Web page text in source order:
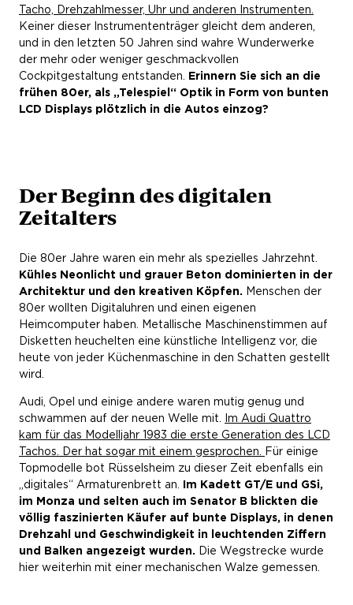
Tacho, Drehzahlmesser, Uhr und anderen Instrumenten.
Keiner dieser Instrumententräger gleicht dem anderen,
und in den letzten 50 Jahren sind wahre Wunderwerke
der mehr oder weniger geschmackvollen
Cockpitgestaltung entstanden. Erinnern Sie sich an die
frühen 80er, als „Telespiel“ Optik in Form von bunten
LCD Displays plötzlich in die Autos einzog?
Der Beginn des digitalen
Zeitalters
Die 80er Jahre waren ein mehr als spezielles Jahrzehnt.
Kühles Neonlicht und grauer Beton dominierten in der
Architektur und den kreativen Köpfen. Menschen der
80er wollten Digitaluhren und einen eigenen
Heimcomputer haben. Metallische Maschinenstimmen auf
Disketten heuchelten eine künstliche Intelligenz vor, die
heute von jeder Küchenmaschine in den Schatten gestellt
wird.
Audi, Opel und einige andere waren mutig genug und
schwammen auf der neuen Welle mit.
Im Audi Quattro
kam für das Modelljahr 1983 die erste Generation des LCD
Tachos. Der hat sogar mit einem gesprochen.
Für einige
Topmodelle bot Rüsselsheim zu dieser Zeit ebenfalls ein
„digitales“ Armaturenbrett an. Im Kadett GT/E und GSi,
im Monza und selten auch im Senator B blickten die
völlig faszinierten Käufer auf bunte Displays, in denen
Drehzahl und Geschwindigkeit in leuchtenden Ziffern
und Balken angezeigt wurden. Die Wegstrecke wurde
hier weiterhin mit einer mechanischen Walze gemessen.